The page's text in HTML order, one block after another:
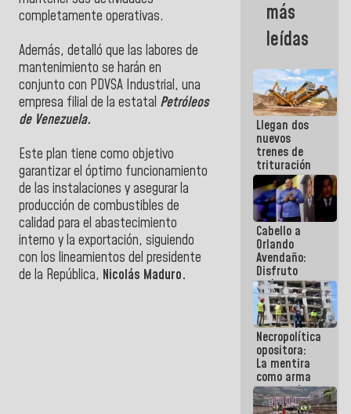
completamente operativas.
Además, detalló que las labores de
mantenimiento se harán en
conjunto con PDVSA Industrial, una
empresa filial de la estatal Petróleos
de Venezuela.
Este plan tiene como objetivo
garantizar el óptimo funcionamiento
de las instalaciones y asegurar la
producción de combustibles de
calidad para el abastecimiento
interno y la exportación, siguiendo
con los lineamientos del presidente
de la República, Nicolás Maduro.
contra el
Pueblo
más
leídas
Llegan dos
nuevos
trenes de
trituración
para
optimizar
manejo de
escombros
en La Guaira
Cabello a
Orlando
Avendaño:
Disfruto
cada vez
que escribes
porque lo
que haces
es
embarrarla
Necropolítica
opositora:
La mentira
como arma
contra el
Pueblo